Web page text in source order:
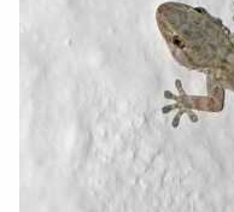
Modo oscuro